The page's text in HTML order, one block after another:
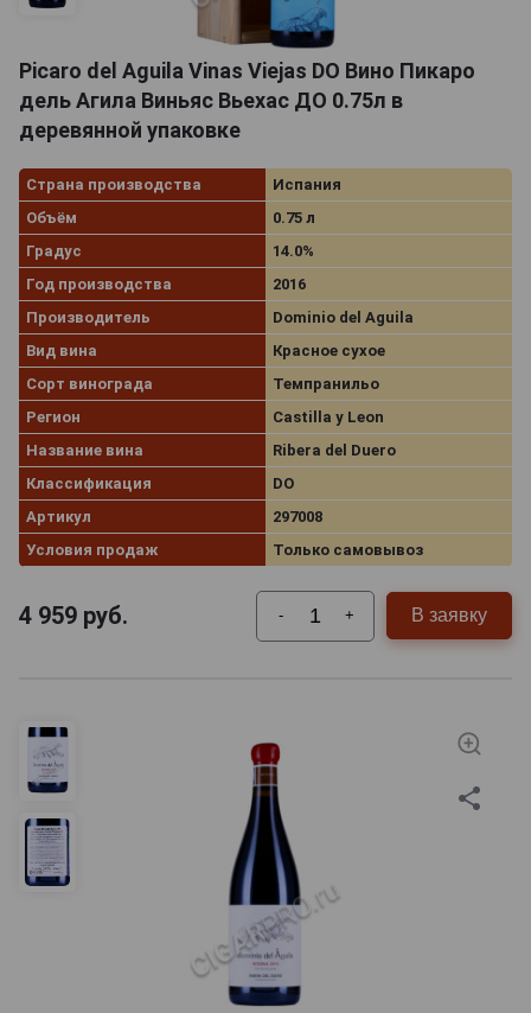
Picaro del Aguila Vinas Viejas DO Вино Пикаро
дель Агила Виньяс Вьехас ДО 0.75л в
деревянной упаковке
Страна производства
Испания
Объём
0.75 л
Градус
14.0%
Год производства
2016
Производитель
Dominio del Aguila
Вид вина
Красное сухое
Сорт винограда
Темпранильо
Регион
Castilla y Leon
Название вина
Ribera del Duero
Классификация
DO
Артикул
297008
Условия продаж
Только самовывоз
4 959 руб. - + В заявку